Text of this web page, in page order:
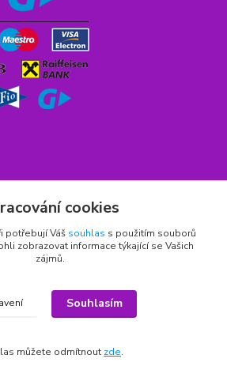
cookies
potřebují Váš souhlas s použitím souborů
zobrazovat informace týkající se Vašich
zájmů.
Souhlasím
můžete odmítnout zde.